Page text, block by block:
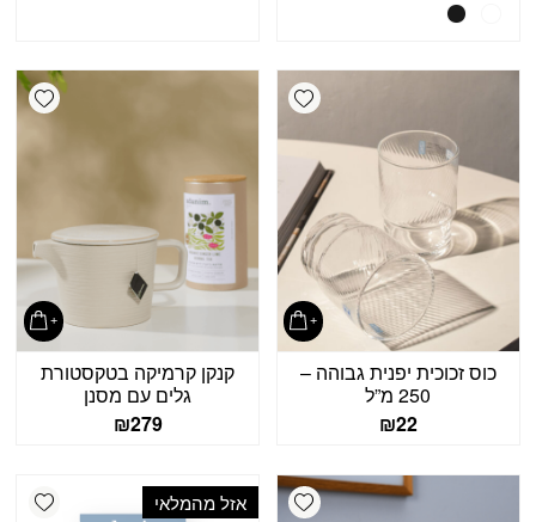
Add wishlist
כוס זכוכית יפנית גבוהה –
250 מ”ל
₪22
קנקן קרמיקה בטקסטורת
גלים עם מסנן
₪279
Add wishlistאזל מהמלאי